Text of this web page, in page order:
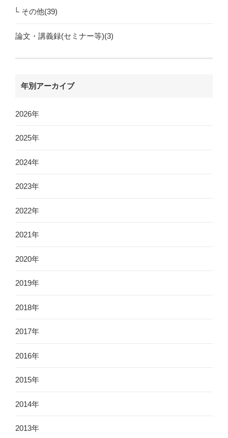
その他(39)
論文・講義録(セミナー等)(3)
年別アーカイブ
2026年
2025年
2024年
2023年
2022年
2021年
2020年
2019年
2018年
2017年
2016年
2015年
2014年
2013年